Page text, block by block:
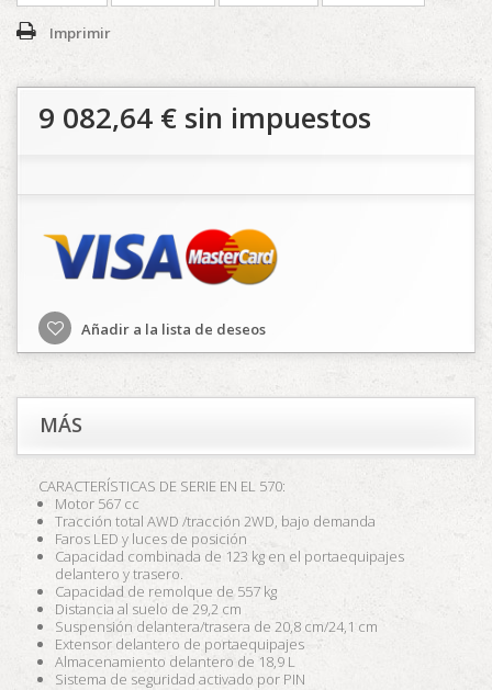
Imprimir
9 082,64 € sin impuestos
Añadir a la lista de deseos
MÁS
CARACTERÍSTICAS DE SERIE EN EL 570:
Motor 567 cc
Tracción total AWD /tracción 2WD, bajo demanda
Faros LED y luces de posición
Capacidad combinada de 123 kg en el portaequipajes
delantero y trasero.
Capacidad de remolque de 557 kg
Distancia al suelo de 29,2 cm
Suspensión delantera/trasera de 20,8 cm/24,1 cm
Extensor delantero de portaequipajes
Almacenamiento delantero de 18,9 L
Sistema de seguridad activado por PIN